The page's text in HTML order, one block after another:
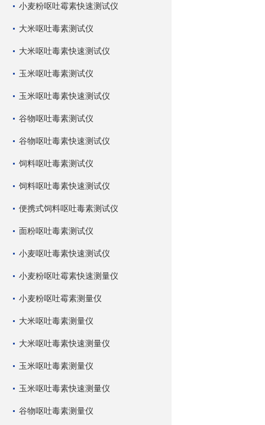
小麦粉呕吐霉素快速测试仪
大米呕吐毒素测试仪
大米呕吐毒素快速测试仪
玉米呕吐毒素测试仪
玉米呕吐毒素快速测试仪
谷物呕吐毒素测试仪
谷物呕吐毒素快速测试仪
饲料呕吐毒素测试仪
饲料呕吐毒素快速测试仪
便携式饲料呕吐毒素测试仪
面粉呕吐毒素测试仪
小麦呕吐毒素快速测试仪
小麦粉呕吐霉素快速测量仪
小麦粉呕吐霉素测量仪
大米呕吐毒素测量仪
大米呕吐毒素快速测量仪
玉米呕吐毒素测量仪
玉米呕吐毒素快速测量仪
谷物呕吐毒素测量仪